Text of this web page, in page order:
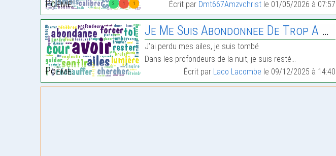
2 1 1
Poème:
Écrit par Dmt667Amzvchrist le 01/05/2026 à 07:57
Poème:
Je Me Suis Abondonnee De Trop A Cette Periode
J’ai perdu mes ailes, je suis tombé
Dans les profondeurs de la nuit, je suis resté…
Écrit par Laco Lacombe le 09/12/2025 à 14:40